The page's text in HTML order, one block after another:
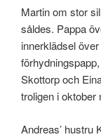
Martin om stor
såldes. Pappa
innerklädsel
Skottorp och
troligen i oktober
Andreas’ hustru